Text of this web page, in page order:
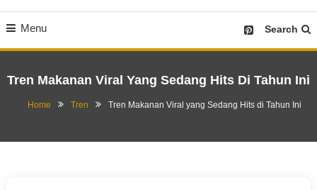
Menu Search
Tren Makanan Viral Yang Sedang Hits Di Tahun Ini
Home Tren Tren Makanan Viral yang Sedang Hits di Tahun Ini